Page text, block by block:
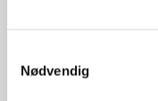
Nødvendig